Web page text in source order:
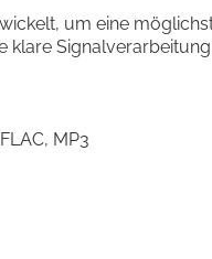
, um eine mö
klare Signalverarbeitung
FLAC, MP3